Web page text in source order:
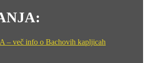
– več info o Bachovih kapljicah